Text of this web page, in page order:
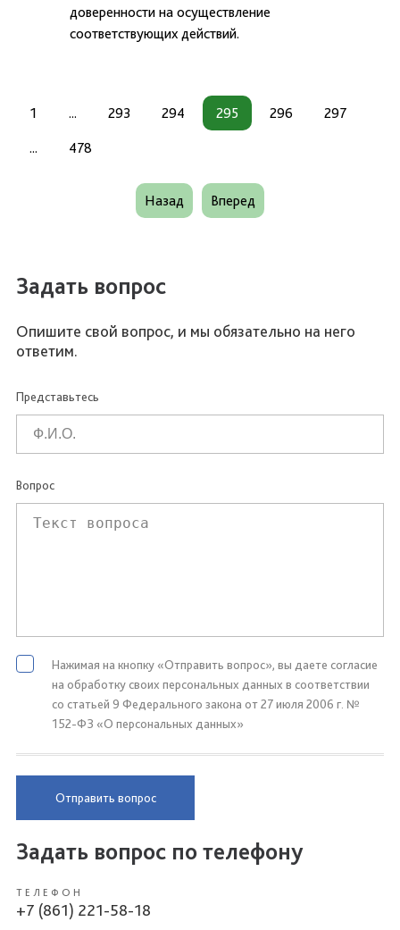
доверенности на осуществление
соответствующих действий.
1 ... 293 294 295 296 297
... 478
Назад Вперед
Задать вопрос
Опишите свой вопрос, и мы обязательно на него
ответим.
Представьтесь
Вопрос
Нажимая на кнопку «Отправить вопрос», вы даете согласие
на обработку своих персональных данных в соответствии
со статьей 9 Федерального закона от 27 июля 2006 г. №
152-ФЗ «О персональных данных»
Отправить вопрос
Задать вопрос по телефону
ТЕЛЕФОН
+7 (861) 221-58-18